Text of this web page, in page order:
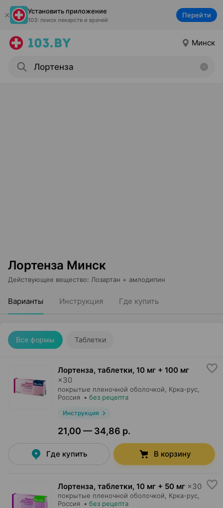
Установить приложение
103: поиск лекарств и врачей
Перейти
Минск
Лортенза Минск
Действующее вещество: Лозартан + амлодипин
Варианты Инструкция Где купить
Все формы Таблетки
Лортенза, таблетки, 10 мг + 100 мг
×30
покрытые пленочной оболочкой, Крка-рус
Россия • без рецепта
Инструкция
21,00 — 34,86 р.
Где купить В корзину
Лортенза, таблетки, 10 мг + 50 мг ×30
покрытые пленочной оболочкой, Крка-рус
Россия • без рецепта